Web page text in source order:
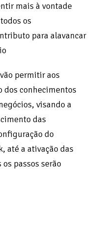
mais à vontade
os
para alavancar
permitir aos
conhecimentos
visando a
das
do
até a ativação das
passos serão